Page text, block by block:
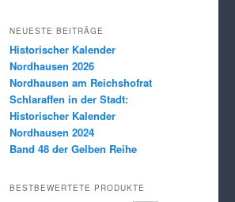
NEUESTE BEITRÄGE
Historischer Kalender
Nordhausen 2026
Nordhausen am Reichshofrat
Schlaraffen in der Stadt:
Historischer Kalender
Nordhausen 2024
Band 48 der Gelben Reihe
BESTBEWERTETE PRODUKTE